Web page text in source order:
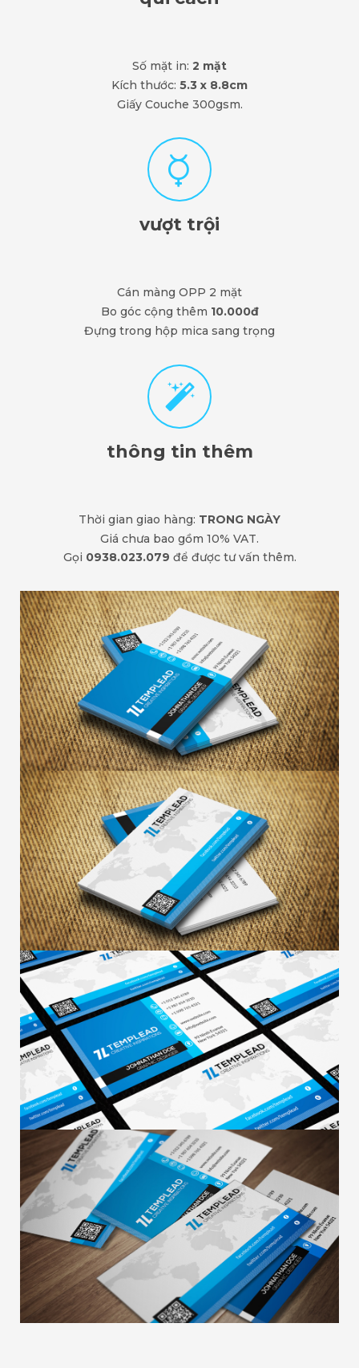
Số mặt in: 2 mặt
Kích thước: 5.3 x 8.8cm
Giấy Couche 300gsm.
vượt trội
Cán màng OPP 2 mặt
Bo góc cộng thêm 10.000đ
Đựng trong hộp mica sang trọng
thông tin thêm
Thời gian giao hàng: TRONG NGÀY
Giá chưa bao gồm 10% VAT.
Gọi 0938.023.079 để được tư vấn thêm.